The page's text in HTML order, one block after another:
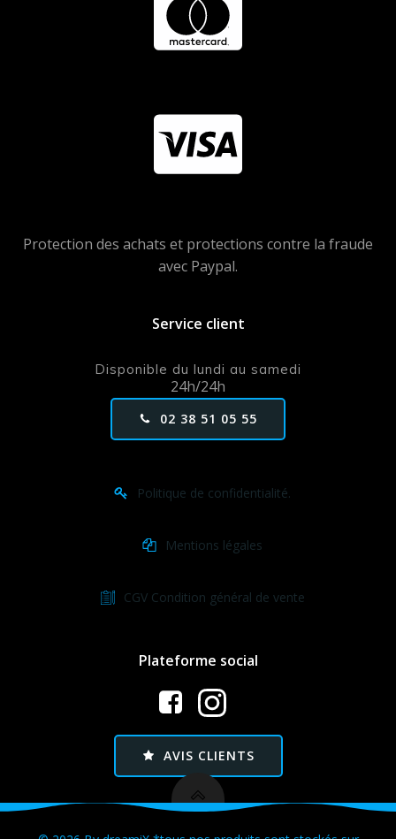
Protection des achats et protections contre la fraude
avec Paypal.
Service client
Disponible du lundi au samedi
24h/24h
02 38 51 05 55
Politique de confidentialité.
Mentions légales
CGV Condition général de vente
Plateforme social
AVIS CLIENTS